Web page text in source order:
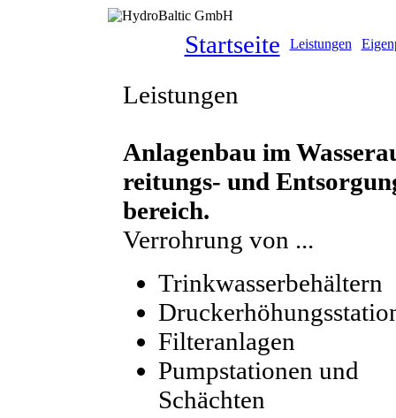
Startseite Leistungen
Leistungen
Anlagenbau im
reitungs- und
bereich.
Verrohrung von ...
Trinkwasserbehältern
Filteranlagen
Pumpstationen und
Schächten